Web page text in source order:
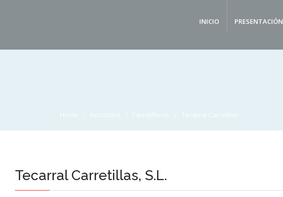
INICIO PRESENTACIÓN
Home Asociados Carretilleros Tecarral Carretillas
Tecarral Carretillas, S.L.